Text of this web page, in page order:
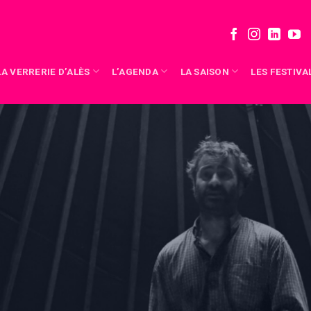
VERRERIE D’ALÈS L’AGENDA LA SAISON LES